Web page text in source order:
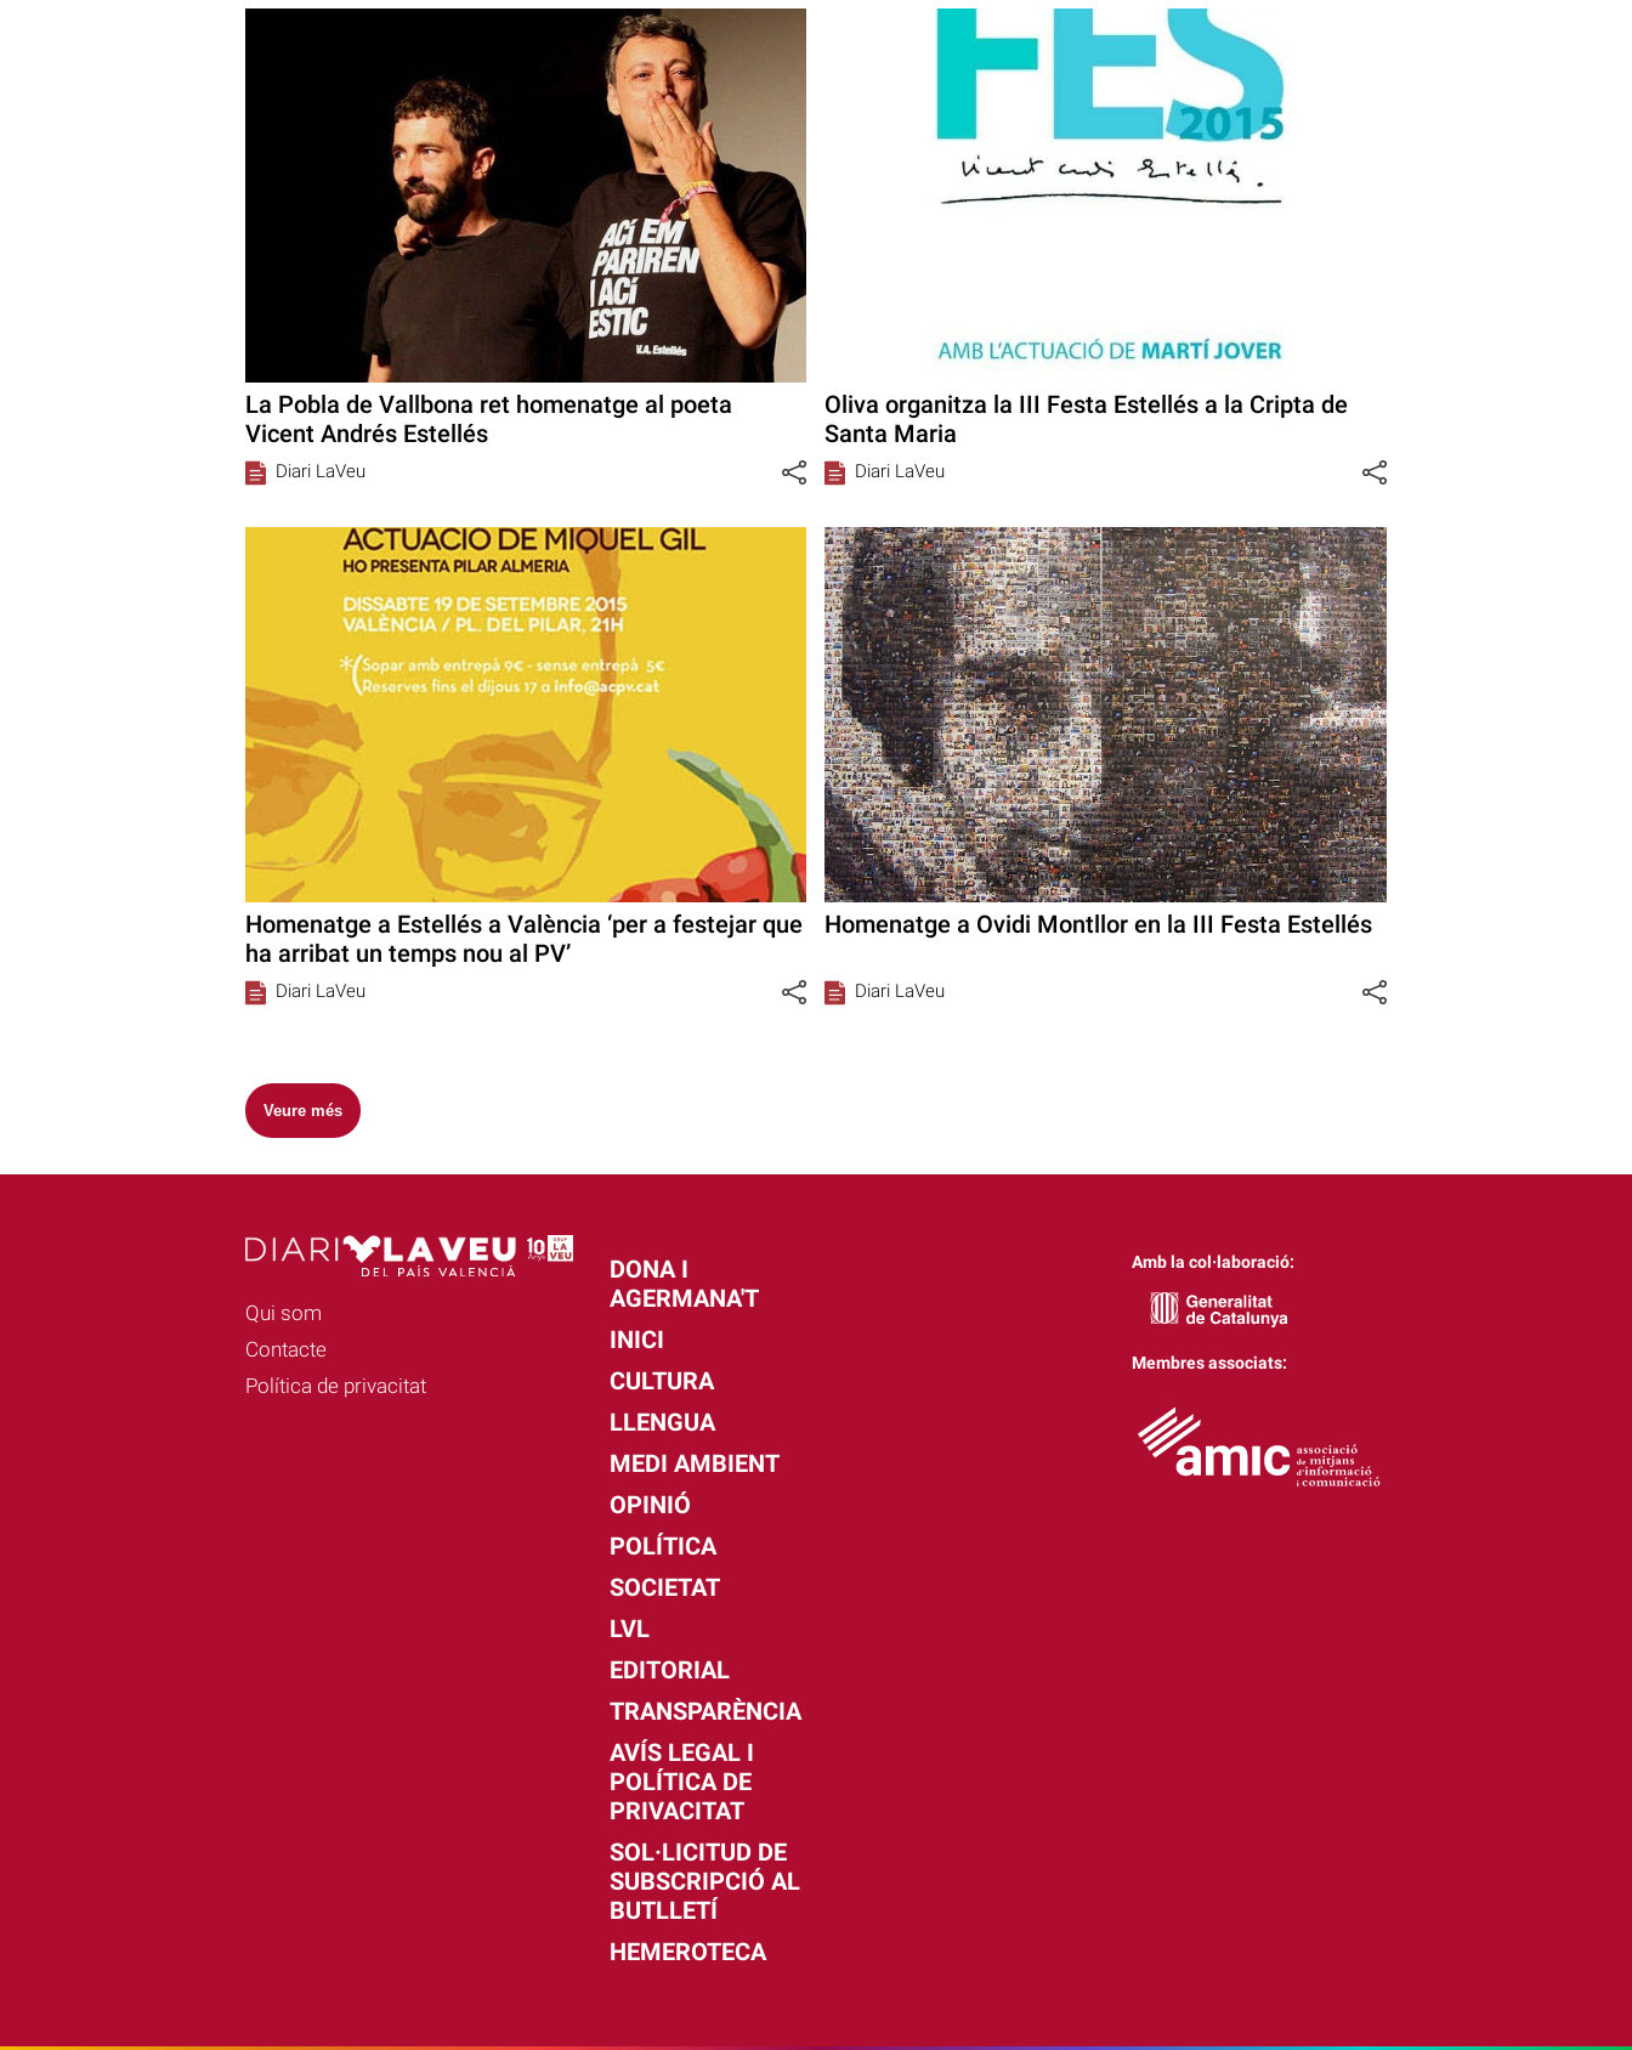
La Pobla de Vallbona ret homenatge al poeta
Vicent Andrés Estellés
Diari LaVeu
Oliva organitza la III Festa Estellés a la Cripta de
Santa Maria
Diari LaVeu
Homenatge a Estellés a València ‘per a festejar que
ha arribat un temps nou al PV’
Diari LaVeu
Homenatge a Ovidi Montllor en la III Festa Estellés
Diari LaVeu
Veure més
Qui som
Contacte
Política de privacitat
DONA I
AGERMANA'T
INICI
CULTURA
LLENGUA
MEDI AMBIENT
OPINIÓ
POLÍTICA
SOCIETAT
LVL
EDITORIAL
TRANSPARÈNCIA
AVÍS LEGAL I
POLÍTICA DE
PRIVACITAT
SOL·LICITUD DE
SUBSCRIPCIÓ AL
BUTLLETÍ
HEMEROTECA
Amb la col·laboració:
Membres associats: